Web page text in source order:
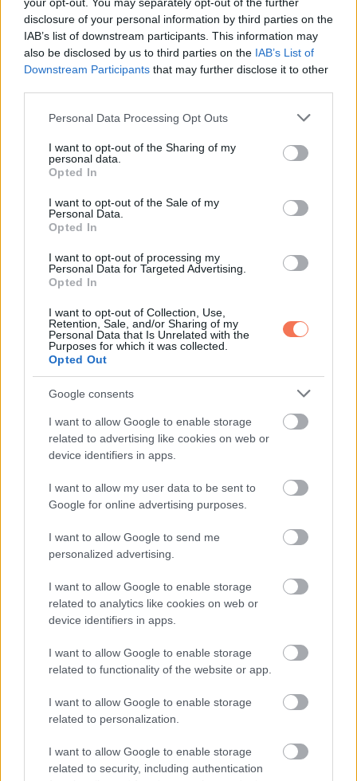
disclosure of your personal information by third parties on the
IAB’s list of downstream participants. This information may
also be disclosed by us to third parties on the IAB’s List of
Downstream Participants that may further disclose it to other
Please note that this website/app uses one or more Google
not limited to your visit or usage behaviour. You may click to
grant or deny consent to Google and its third-party tags to
use your data for below specified purposes in below Google
consent section.
Personal Data Processing Opt Outs
I want to opt-out of the Sharing of my
personal data.
Opted In
I want to opt-out of the Sale of my
Personal Data.
Opted In
I want to opt-out of processing my
Personal Data for Targeted Advertising.
Opted In
I want to opt-out of Collection, Use,
Retention, Sale, and/or Sharing of my
Personal Data that Is Unrelated with the
Purposes for which it was collected.
Opted Out
Google consents
I want to allow Google to enable storage
related to advertising like cookies on web or
device identifiers in apps.
I want to allow my user data to be sent to
Google for online advertising purposes.
I want to allow Google to send me
personalized advertising.
I want to allow Google to enable storage
related to analytics like cookies on web or
device identifiers in apps.
I want to allow Google to enable storage
related to functionality of the website or app.
I want to allow Google to enable storage
related to personalization.
I want to allow Google to enable storage
related to security, including authentication
Az anyja szerint túlreagáltam. A fivérei a szemembe sem
néztek. Én már döntöttem.
Másnap reggel összepakoltam és elmentem a lakásából.
Pár hét múlva levél érkezett Ramitól a húgától, arabul írta.
Azt tanítottad azon az estén, hogy a csend nem egyenlő a
tudatlansággal. Sajnálok mindent.
Elmosolyodtam. Nem kellett bosszú. Elég volt az igazság.
A legnagyobb visszavágás sokszor nem a harag. Hanem a
Ha szerinted a tisztelet nyelven, kultúrán és bőrszínen
átível, oszd meg ezt a történetet. A csend néha hangosabb,
Oszd meg ezt a posztot:
WhatsappRedditShare
Email
ELŐZŐ POSZT
Az esküvőnk első éjszakáján az apósom
megkért, hogy közénk feküdhessen, mert a
hagyomány szerint „szerencsét hoz, ha fiú
viszketést éreztem.